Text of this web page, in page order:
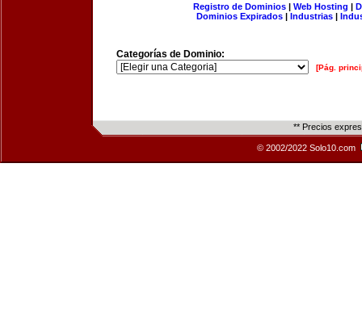
Registro de Dominios| Web Hosting |
Dominios Expirados | Industrias |
Categorías de Dominio:
[Pág.
** Precios
© 2002/2022 Solo10.com